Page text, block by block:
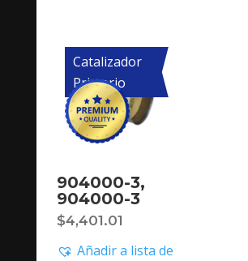
Catalizador
Primario
904000-3,
904000-3
$4,401.01
Añadir a lista de